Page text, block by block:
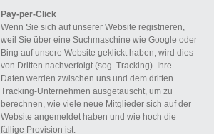
Pay-per-Click
Wenn Sie sich auf unserer Website registrieren,
weil Sie über eine Suchmaschine wie Google oder
Bing auf unsere Website geklickt haben, wird dies
von Dritten nachverfolgt (sog. Tracking). Ihre
Daten werden zwischen uns und dem dritten
Tracking-Unternehmen ausgetauscht, um zu
berechnen, wie viele neue Mitglieder sich auf der
Website angemeldet haben und wie hoch die
fällige Provision ist.